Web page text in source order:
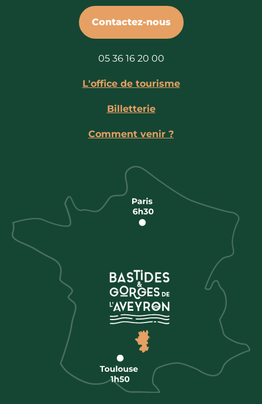
Contactez-nous
05 36 16 20 00
L'office de tourisme
Billetterie
Comment venir ?